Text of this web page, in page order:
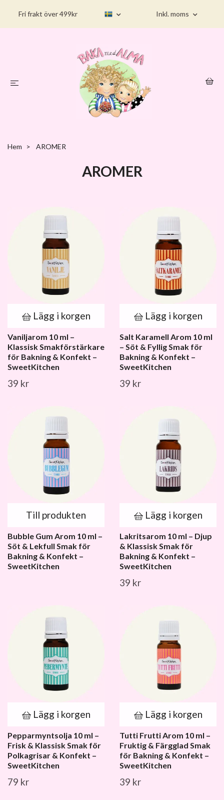
Fri frakt över 499kr Inkl. moms
Hem AROMER
AROMER
Lägg i korgen
Vaniljarom 10 ml –
Klassisk Smakförstärkare
för Bakning & Konfekt –
SweetKitchen
39 kr
Lägg i korgen
Salt Karamell Arom 10 ml
– Söt & Fyllig Smak för
Bakning & Konfekt –
SweetKitchen
39 kr
Till produkten
Bubble Gum Arom 10 ml –
Söt & Lekfull Smak för
Bakning & Konfekt –
SweetKitchen
Lägg i korgen
Lakritsarom 10 ml – Djup
& Klassisk Smak för
Bakning & Konfekt –
SweetKitchen
39 kr
Lägg i korgen
Pepparmyntsolja 10 ml –
Frisk & Klassisk Smak för
Polkagrisar & Konfekt –
SweetKitchen
79 kr
Lägg i korgen
Tutti Frutti Arom 10 ml –
Fruktig & Färgglad Smak
för Bakning & Konfekt –
SweetKitchen
39 kr